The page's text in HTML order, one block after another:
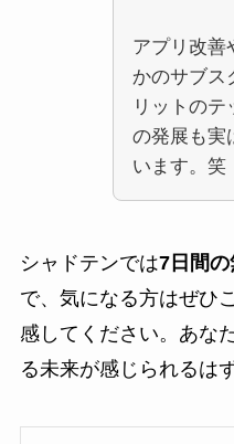
アプリ改善
かのサブス
リットのテ
の発展も実
います。笑
シャドテンでは7日間
で、気になる方はぜひ
感してください。あな
る未来が感じられるは